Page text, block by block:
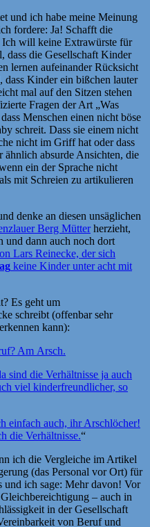
und ich habe meine Meinung
fordere: Ja! Schafft die
will keine Extrawürste für
die Gesellschaft Kinder
lernen aufeinander Rücksicht
dass Kinder ein bißchen lauter
mal auf den Sitzen stehen
Fragen der Art „Was
Menschen einen nicht böse
schreit. Dass sie einem nicht
nicht im Griff hat oder dass
ähnlich absurde Ansichten, die
ein der Sprache nicht
mit Schreien zu artikulieren
denke an diesen unsäglichen
Berg Mütterherzieht,
und dann auch noch dort
Lars Reinecke, der sich
keine Kinder unter acht mit
Es geht um
schreibt (offenbar sehr
kann):
Am Arsch.
sind die Verhältnisse ja auch
viel kinderfreundlicher, so
einfach auch, ihr Arschlöcher!
die Verhältnisse.“
ich die Vergleiche im Artikel
(das Personal vor Ort) für
und ich sage: Mehr davon! Vor
– auch in
in der Gesellschaft
von Beruf und